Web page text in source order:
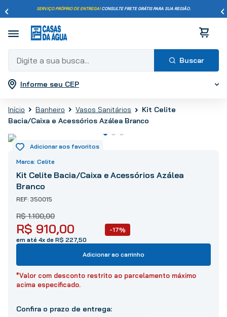
SERVIÇO PRÓPRIO DE ENTREGA!CONSULTE FRETE GRÁTIS PARA SUA REGIÃO.
Digite a sua busca...
Informe seu CEP
Banheiro Vasos Sanitários
Kit Celite
Bacia/Caixa e Acessórios Azálea Branco
Celite
Kit Celite Bacia/Caixa e Acessórios Azálea
Branco
350015
R$ 910,00
R$ 1.100,00
-17%
em até 4x de R$ 227,50
Adicionar ao carrinho
*Valor com desconto restrito ao parcelamento máximo
acima especificado.
Termos mais buscados
2
º
porcelanato
4
º
revestimento
5º
vaso sanitário
6 º
chuveiro
7º
cimento
8º
torneira
9º
telha
10º tinta